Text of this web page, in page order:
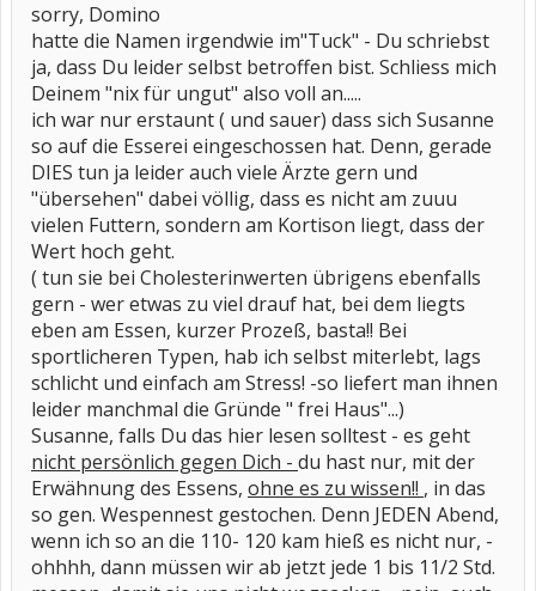
sorry, Domino
hatte die Namen irgendwie im"Tuck" - Du schriebst
ja, dass Du leider selbst betroffen bist. Schliess mich
Deinem "nix für ungut" also voll an.....
ich war nur erstaunt ( und sauer) dass sich Susanne
so auf die Esserei eingeschossen hat. Denn, gerade
DIES tun ja leider auch viele Ärzte gern und
"übersehen" dabei völlig, dass es nicht am zuuu
vielen Futtern, sondern am Kortison liegt, dass der
Wert hoch geht.
( tun sie bei Cholesterinwerten übrigens ebenfalls
gern - wer etwas zu viel drauf hat, bei dem liegts
eben am Essen, kurzer Prozeß, basta!! Bei
sportlicheren Typen, hab ich selbst miterlebt, lags
schlicht und einfach am Stress! -so liefert man ihnen
leider manchmal die Gründe " frei Haus"...)
Susanne, falls Du das hier lesen solltest - es geht
nicht persönlich gegen Dich - du hast nur, mit der
Erwähnung des Essens, ohne es zu wissen!! , in das
so gen. Wespennest gestochen. Denn JEDEN Abend,
wenn ich so an die 110- 120 kam hieß es nicht nur, -
ohhhh, dann müssen wir ab jetzt jede 1 bis 11/2 Std.